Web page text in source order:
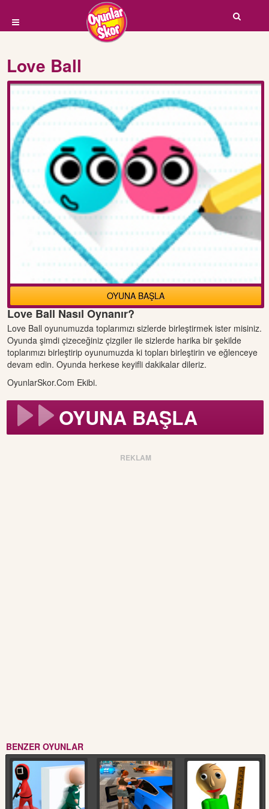
Love Ball
OYUNA BAŞLA
Love Ball Nasıl Oynanır?
Love Ball oyunumuzda toplarımızı sizlerde birleştirmek ister misiniz.
Oyunda şimdi çizeceğiniz çizgiler ile sizlerde harika bir şekilde
toplarımızı birleştirip oyunumuzda ki topları birleştirin ve eğlenceye
devam edin. Oyunda herkese keyifli dakikalar dileriz.
OyunlarSkor.Com Ekibi.
OYUNA BAŞLA
REKLAM
BENZER OYUNLAR